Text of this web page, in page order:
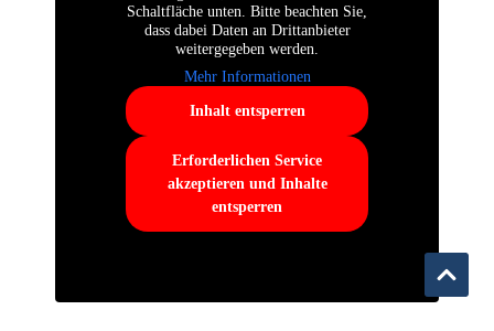
Schaltfläche unten. Bitte beachten Sie,
dass dabei Daten an Drittanbieter
weitergegeben werden.
Mehr Informationen
Inhalt entsperren
Erforderlichen Service
akzeptieren und Inhalte
entsperren